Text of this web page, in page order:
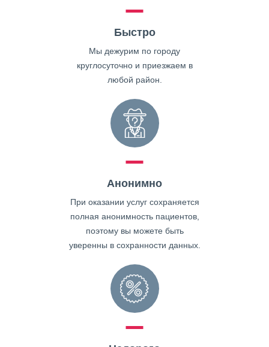
Быстро
Мы дежурим по городу
круглосуточно и приезжаем в
любой район.
Анонимно
При оказании услуг сохраняется
полная анонимность пациентов,
поэтому вы можете быть
уверенны в сохранности данных.